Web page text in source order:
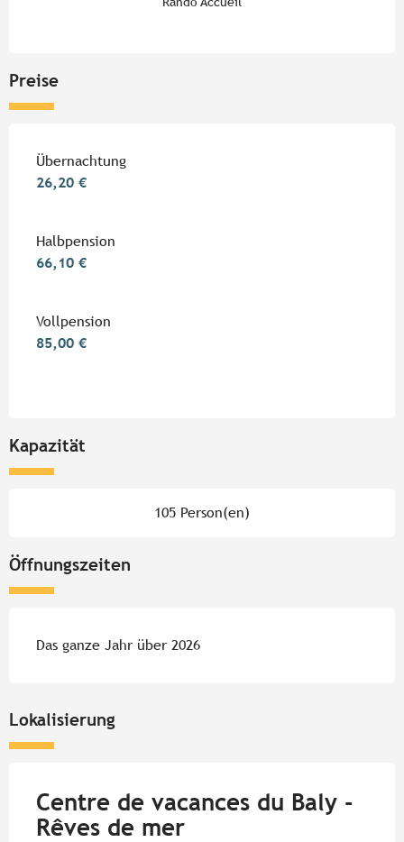
Preise
Preise 2026
Übernachtung
26,20 €
Halbpension
66,10 €
Vollpension
85,00 €
Kapazität
105 Person(en)
Öffnungszeiten
Das ganze Jahr über 2026
Lokalisierung
Centre de vacances du Baly -
Rêves de mer